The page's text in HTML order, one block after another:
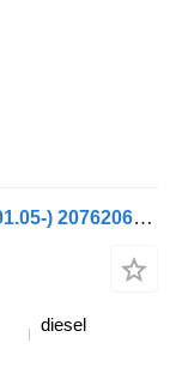
Radiateur de climatisation Volvo FM (01.05-) 20762060 pour camion Volvo FM7-FM12, FM, FMX (1998-2014)
diesel